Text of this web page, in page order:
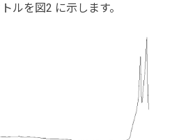
ルを図2 に示します。